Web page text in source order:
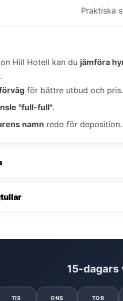
Praktiska
Hill Hotell kan du jämföra
för bättre utbud och pris.
"full-full".
namn redo för deposition.
15-dagars
TIS ONS TOR